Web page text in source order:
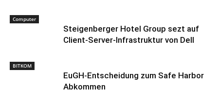
Computer
Steigenberger Hotel Group sezt auf
Client-Server-Infrastruktur von Dell
BITKOM
EuGH-Entscheidung zum Safe Harbor
Abkommen